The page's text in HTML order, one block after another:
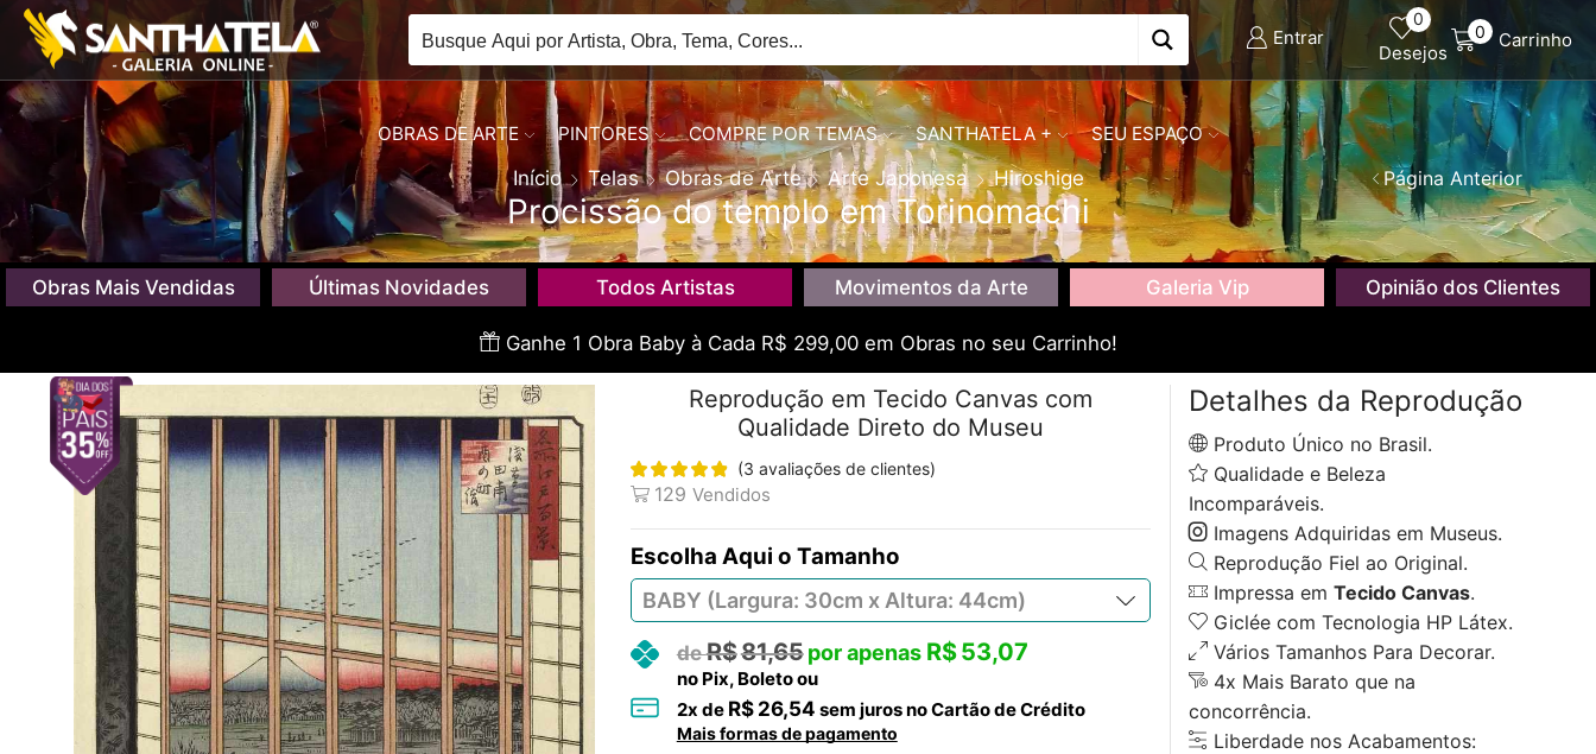
Entrar
0
Desejos
0 Carrinho
OBRAS DE ARTE PINTORES COMPRE POR TEMAS SANTHATELA + SEU ESPAÇO
Início Telas Obras de Arte Arte Japonesa Hiroshige
Procissão do templo em Torinomachi
Página Anterior
Obras Mais Vendidas Últimas Novidades Todos Artistas Movimentos da Arte Galeria Vip Opinião dos Clientes
Ganhe 1 Obra Baby à Cada R$ 299,00 em Obras no seu Carrinho!
Reprodução em Tecido Canvas com
Qualidade Direto do Museu
(3 avaliações de clientes)
129 Vendidos
Tamanho
R$81,65 R$53,07
no Pix, Boleto ou
2x de R$ 26,54 sem juros no Cartão de Crédito
Mais formas de pagamento
Detalhes da Reprodução
Produto Único no Brasil.
Qualidade e Beleza
Incomparáveis.
Imagens Adquiridas em Museus.
Reprodução Fiel ao Original.
Impressa em Tecido Canvas.
Giclée com Tecnologia HP Látex.
Vários Tamanhos Para Decorar.
4x Mais Barato que na
concorrência.
Liberdade nos Acabamentos: